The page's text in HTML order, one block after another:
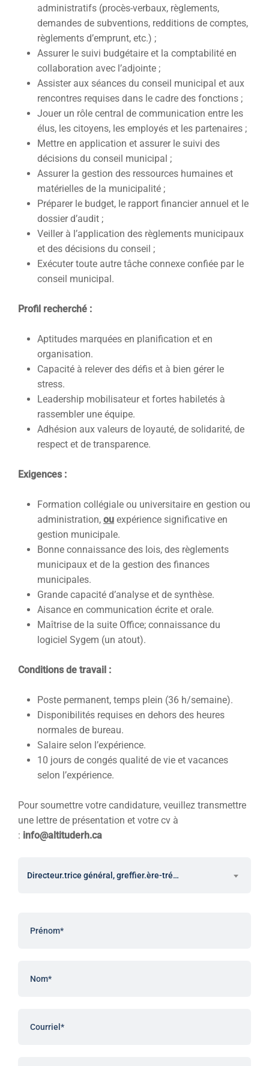
administratifs (procès-verbaux, règlements,
demandes de subventions, redditions de comptes,
règlements d’emprunt, etc.) ;
Assurer le suivi budgétaire et la comptabilité en
collaboration avec l’adjointe ;
Assister aux séances du conseil municipal et aux
rencontres requises dans le cadre des fonctions ;
Jouer un rôle central de communication entre les
élus, les citoyens, les employés et les partenaires ;
Mettre en application et assurer le suivi des
décisions du conseil municipal ;
Assurer la gestion des ressources humaines et
matérielles de la municipalité ;
Préparer le budget, le rapport financier annuel et le
dossier d’audit ;
Veiller à l’application des règlements municipaux
et des décisions du conseil ;
Exécuter toute autre tâche connexe confiée par le
conseil municipal.
Profil recherché :
Aptitudes marquées en planification et en
organisation.
Capacité à relever des défis et à bien gérer le
stress.
Leadership mobilisateur et fortes habiletés à
rassembler une équipe.
Adhésion aux valeurs de loyauté, de solidarité, de
respect et de transparence.
Exigences :
Formation collégiale ou universitaire en gestion ou
administration, ou expérience significative en
gestion municipale.
Bonne connaissance des lois, des règlements
municipaux et de la gestion des finances
municipales.
Grande capacité d’analyse et de synthèse.
Aisance en communication écrite et orale.
Maîtrise de la suite Office; connaissance du
logiciel Sygem (un atout).
Conditions de travail :
Poste permanent, temps plein (36 h/semaine).
Disponibilités requises en dehors des heures
normales de bureau.
Salaire selon l’expérience.
10 jours de congés qualité de vie et vacances
selon l’expérience.
Pour soumettre votre candidature, veuillez transmettre
une lettre de présentation et votre cv à
: info@altituderh.ca
Directeur.trice général, greffier.ère-trésorier.ère